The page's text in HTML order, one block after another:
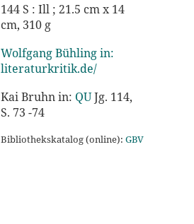
144 S : Ill ; 21.5 cm x 14
cm, 310 g
Wolfgang Bühling in:
literaturkritik.de/
Kai Bruhn in: QUJg. 114,
S. 73 -74
Bibliothekskatalog (online): GBV